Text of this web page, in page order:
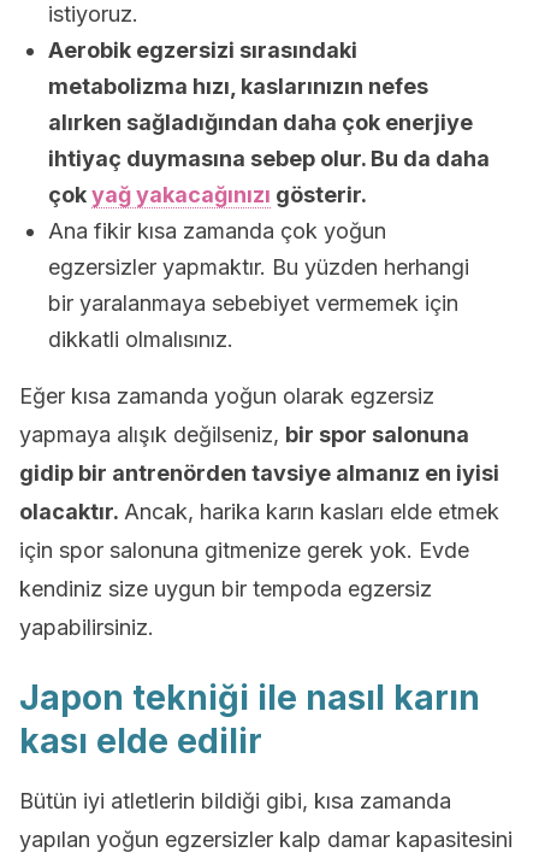
istiyoruz.
Aerobik egzersizi sırasındaki
metabolizma hızı, kaslarınızın nefes
alırken sağladığından daha çok enerjiye
ihtiyaç duymasına sebep olur. Bu da daha
çokyağ yakacağınızı gösterir.
Ana fikir kısa zamanda çok yoğun
egzersizler yapmaktır. Bu yüzden herhangi
bir yaralanmaya sebebiyet vermemek için
dikkatli olmalısınız.
Eğer kısa zamanda yoğun olarak egzersiz
yapmaya alışık değilseniz, bir spor salonuna
gidip bir antrenörden tavsiye almanız en iyisi
olacaktır. Ancak, harika karın kasları elde etmek
için spor salonuna gitmenize gerek yok. Evde
kendiniz size uygun bir tempoda egzersiz
yapabilirsiniz.
Japon tekniği ile nasıl karın
kası elde edilir
Bütün iyi atletlerin bildiği gibi, kısa zamanda
yapılan yoğun egzersizler kalp damar kapasitesini